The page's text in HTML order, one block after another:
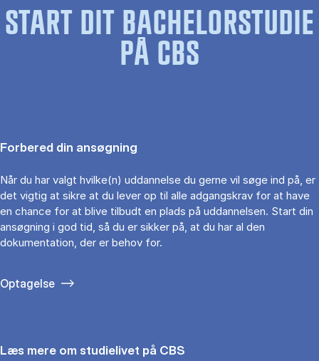
START DIT BACHELORSTUDIE
PÅ CBS
Forbered din ansøgning
Når du har valgt hvilke(n) uddannelse du gerne vil søge ind på, er
det vigtig at sikre at du lever op til alle adgangskrav for at have
en chance for at blive tilbudt en plads på uddannelsen. Start din
ansøgning i god tid, så du er sikker på, at du har al den
dokumentation, der er behov for.
Optagelse
Læs mere om studielivet på CBS